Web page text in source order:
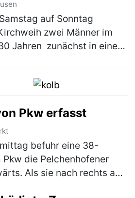
auf Sonntag
zwei Männer im
Jahren zunächst in einen
Pkw erfasst
befuhr eine 38-
die Pelchenhofener
Als sie nach rechts auf